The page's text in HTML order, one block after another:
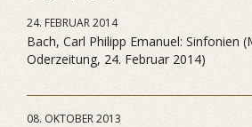
24. FEBRUAR 2014
Bach, Carl Philipp Emanuel: Sinfonien
Oderzeitung, 24. Februar 2014)
08. OKTOBER 2013